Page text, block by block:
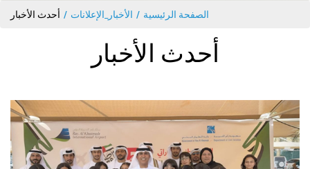
الصفحة الرئيسية الأخبار_الإعلانات أحدث الأخبار
أحدث الأخبار